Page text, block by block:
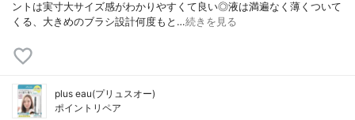
ントは実寸大サイズ感がわかりやすくて良い◎液は満遍なく薄くついて
くる、大きめのブラシ設計何度もと…続きを見る
plus eau(プリュスオー)
ポイントリペア